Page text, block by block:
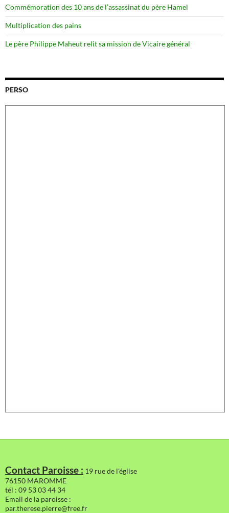
Commémoration des 10 ans de l’assassinat du père Hamel
Multiplication des pains
Le père Philippe Maheut relit sa mission de Vicaire général
PERSO
Contact Paroisse : 19 rue de l'église
76150 MAROMME
tél : 09 53 03 44 34
Email de la paroisse :
par.therese.pierre@free.fr